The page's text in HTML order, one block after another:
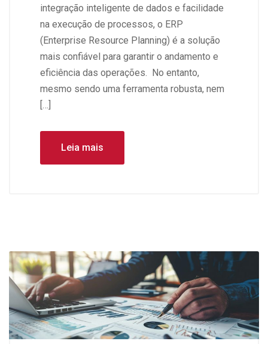
integração inteligente de dados e facilidade
na execução de processos, o ERP
(Enterprise Resource Planning) é a solução
mais confiável para garantir o andamento e
eficiência das operações. No entanto,
mesmo sendo uma ferramenta robusta, nem
[…]
Leia mais